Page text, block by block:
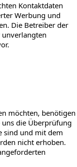
Kontaktdaten
Werbung und
Die Betreiber der
unverlangten
möchten, benötigen
die Überprüfung
sind und mit dem
nicht erhoben.